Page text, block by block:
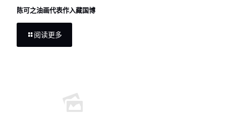
陈可之油画代表作入藏国博
阅读更多